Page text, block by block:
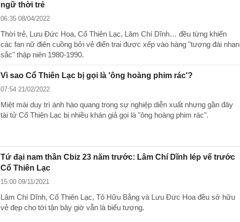
ngữ thời trẻ
06:35 08/04/2022
Thời trẻ, Lưu Đức Hoa, Cổ Thiên Lạc, Lâm Chí Dĩnh… đều từng khiến
các fan nữ điên cuồng bởi vẻ điển trai được xếp vào hàng "tượng đài nhan
sắc" thập niên 1980-1990.
Vì sao Cổ Thiên Lạc bị gọi là 'ông hoàng phim rác'?
07:54 21/02/2022
Miệt mài duy trì ánh hào quang trong sự nghiệp diễn xuất nhưng gần đây
tài tử Cổ Thiên Lạc bị nhiều khán giả gọi là "ông hoàng phim rác".
Tứ đại nam thần Cbiz 23 năm trước: Lâm Chí Dĩnh lép vế trước
Cổ Thiên Lạc
15:00 09/11/2021
Lâm Chí Dĩnh, Cổ Thiên Lạc, Tô Hữu Bằng và Lưu Đức Hoa đều sở hữu
vẻ đẹp cho tới tận bây giờ vẫn là biểu tượng.